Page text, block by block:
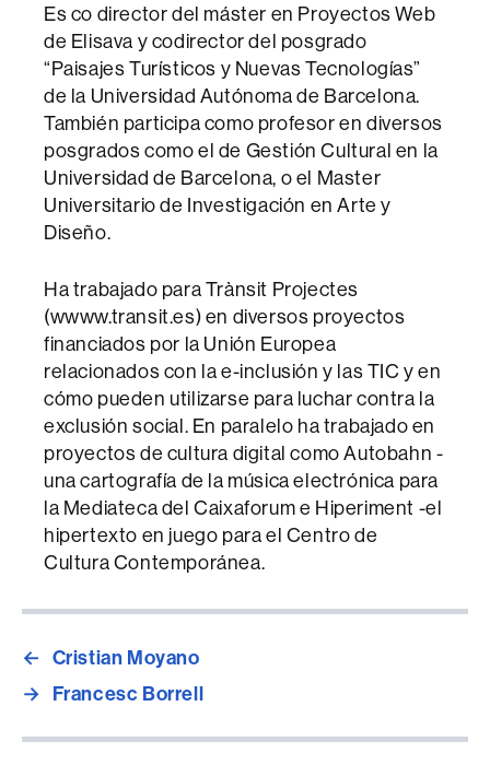
Es co director del máster en Proyectos Web
de Elisava y codirector del posgrado
“Paisajes Turísticos y Nuevas Tecnologías”
de la Universidad Autónoma de Barcelona.
También participa como profesor en diversos
posgrados como el de Gestión Cultural en la
Universidad de Barcelona, o el Master
Universitario de Investigación en Arte y
Diseño.
Ha trabajado para Trànsit Projectes
(wwww.transit.es) en diversos proyectos
financiados por la Unión Europea
relacionados con la e-inclusión y las TIC y en
cómo pueden utilizarse para luchar contra la
exclusión social. En paralelo ha trabajado en
proyectos de cultura digital como Autobahn -
una cartografía de la música electrónica para
la Mediateca del Caixaforum e Hiperiment -el
hipertexto en juego para el Centro de
Cultura Contemporánea.
← Cristian Moyano
→ Francesc Borrell